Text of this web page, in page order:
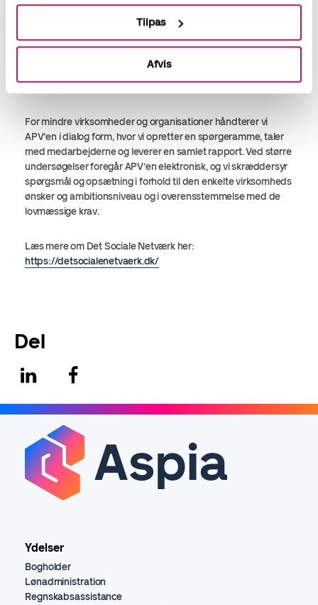
Tilpas
Afvis
hvad er ’nice to have.’”
Mathias Broundal, Chefkonsulent / PA i Det Sociale Netværk.
Kontakt os for en uforpligtende samtale, hvis du også har
brug for sparring eller hjælp til din næste APV.
For mindre virksomheder og organisationer håndterer vi
APV’en i dialog form, hvor vi opretter en spørgeramme, taler
med medarbejderne og leverer en samlet rapport. Ved større
undersøgelser foregår APV’en elektronisk, og vi skræddersyr
spørgsmål og opsætning i forhold til den enkelte virksomheds
ønsker og ambitionsniveau og i overensstemmelse med de
lovmæssige krav.
Læs mere om Det Sociale Netværk her:
https://detsocialenetvaerk.dk/
Del
Ydelser
Bogholder
Lønadministration
Regnskabsassistance